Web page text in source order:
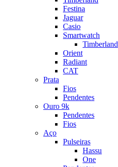
Festina
Jaguar
Casio
Smartwatch
Timberland
Orient
Radiant
CAT
Prata
Fios
Pendentes
Ouro 9k
Pendentes
Fios
Aço
Pulseiras
Hassu
One